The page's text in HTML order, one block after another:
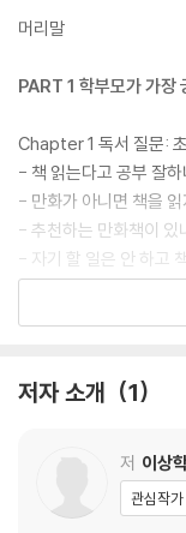
머리말
PART 1 학부모가 가장
Chapter 1 독서 질문:
- 책 읽는다고 공부 잘
- 만화가 아니면 책을 읽
- 추천하는 만화책이 있
- 자기 할 일은 안 하고
- 편독이 너무 심해서
- 아이들에게 추천하는
- 수업 시간에 선생님
- 학교가 시시하다는 아
- 학교 가기 싫다는 말
저자 소개 1
저 이상
관심작